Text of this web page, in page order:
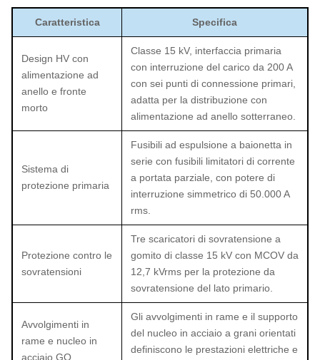
Caratteristica Specifica
Design HV con
alimentazione ad
anello e fronte
morto
Classe 15 kV, interfaccia primaria
con interruzione del carico da 200 A
con sei punti di connessione primari,
adatta per la distribuzione con
alimentazione ad anello sotterraneo.
Sistema di
protezione primaria
Fusibili ad espulsione a baionetta in
serie con fusibili limitatori di corrente
a portata parziale, con potere di
interruzione simmetrico di 50.000 A
rms.
Protezione contro le
sovratensioni
Tre scaricatori di sovratensione a
gomito di classe 15 kV con MCOV da
12,7 kVrms per la protezione da
sovratensione del lato primario.
Avvolgimenti in
rame e nucleo in
acciaio GO
Gli avvolgimenti in rame e il supporto
del nucleo in acciaio a grani orientati
definiscono le prestazioni elettriche e